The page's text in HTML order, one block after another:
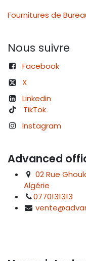
Fournitures de
Nous suivre
Facebook
X
Linkedin
TikTok
Instagram
Advanced
02 Rue
Algérie
0770131313